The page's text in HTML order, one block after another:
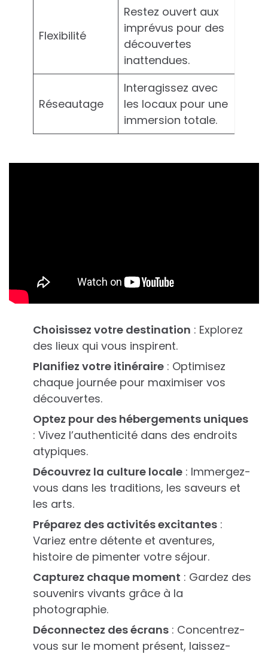
Flexibilité
Restez ouvert aux
imprévus pour des
découvertes
inattendues.
Réseautage
Interagissez avec
les locaux pour une
immersion totale.
Choisissez votre destination : Explorez
des lieux qui vous inspirent.
Planifiez votre itinéraire : Optimisez
chaque journée pour maximiser vos
découvertes.
Optez pour des hébergements uniques
: Vivez l’authenticité dans des endroits
atypiques.
Découvrez la culture locale : Immergez-
vous dans les traditions, les saveurs et
les arts.
Préparez des activités excitantes :
Variez entre détente et aventures,
histoire de pimenter votre séjour.
Capturez chaque moment : Gardez des
souvenirs vivants grâce à la
photographie.
Déconnectez des écrans : Concentrez-
vous sur le moment présent, laissez-